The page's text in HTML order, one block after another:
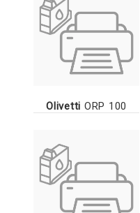
Olivetti ORP 100